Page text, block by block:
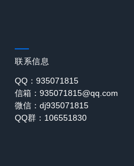
联系信息
QQ：935071815
信箱：935071815@qq.com
微信：dj935071815
QQ群：106551830